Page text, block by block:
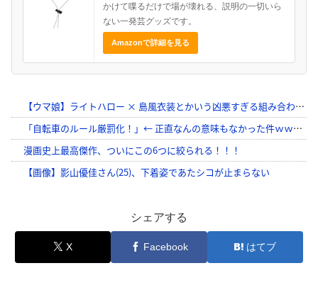
かけて喋るだけで場が壊れる、説明の一切いら
ない一発芸グッズです。
Amazonで詳細を見る
シェアする
X Facebook はてブ